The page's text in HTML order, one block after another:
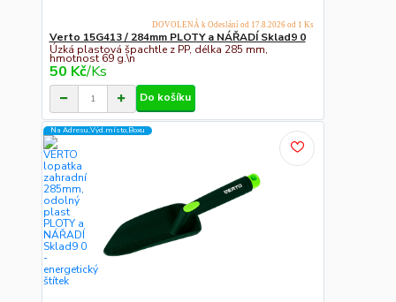
Verto 15G413 / 284mm PLOTY a NÁŘADÍ Sklad9 0
Úzká plastová špachtle z PP, délka 285 mm,
hmotnost 69 g.\n
50 Kč/Ks
DOVOLENÁ k Odeslání od 17.8.2026 od 1 Ks
Do košíku
Na Adresu,Výd.místo,Boxu